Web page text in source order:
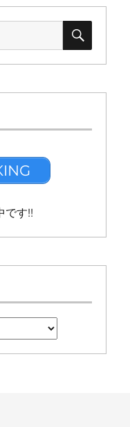
検
です!!